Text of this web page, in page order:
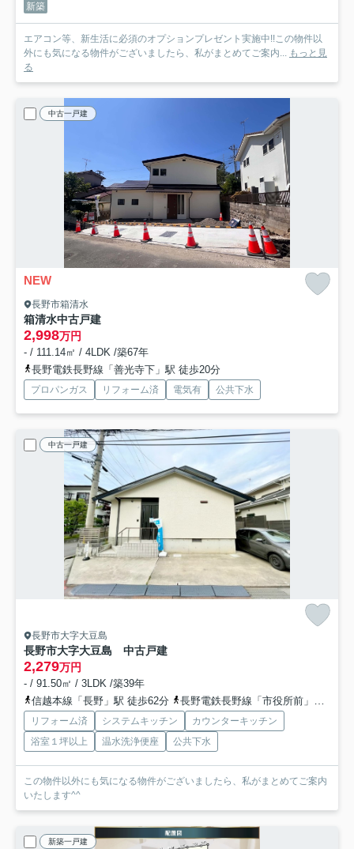
新築
エアコン等、新生活に必須のオプションプレゼント実施中!!この物件以
外にも気になる物件がございましたら、私がまとめてご案内... もっと見
る
中古一戸建
NEW
長野市箱清水
箱清水中古戸建
2,998万円
- / 111.14㎡ / 4LDK /築67年
長野電鉄長野線「善光寺下」駅 徒歩20分
プロパンガス リフォーム済 電気有 公共下水
中古一戸建
長野市大字大豆島
長野市大字大豆島 中古戸建
2,279万円
- / 91.50㎡ / 3LDK /築39年
信越本線「長野」駅 徒歩62分
長野電鉄長野線「市役所前」駅 徒歩64分
リフォーム済 システムキッチン
カウンターキッチン
浴室１坪以上
温水洗浄便座 公共下水
この物件以外にも気になる物件がございましたら、私がまとめてご案内
いたします^^
新築一戸建